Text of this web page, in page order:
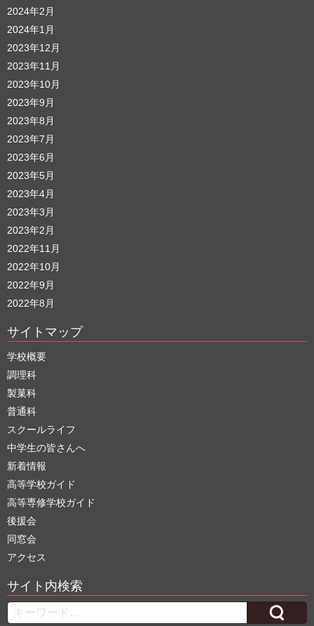
2024年2月
2024年1月
2023年12月
2023年11月
2023年10月
2023年9月
2023年8月
2023年7月
2023年6月
2023年5月
2023年4月
2023年3月
2023年2月
2022年11月
2022年10月
2022年9月
2022年8月
サイトマップ
学校概要
調理科
製菓科
普通科
スクールライフ
中学生の皆さんへ
新着情報
高等学校ガイド
高等専修学校ガイド
後援会
同窓会
アクセス
サイト内検索
Search